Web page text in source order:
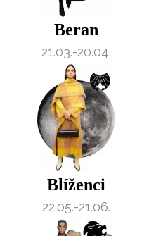
Beran
21.03.-20.04.
Blíženci
22.05.-21.06.